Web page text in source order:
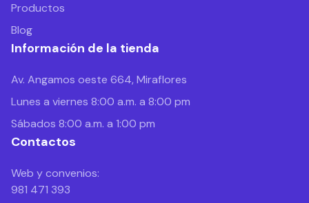
Productos
Blog
Información de la tienda
Av. Angamos oeste 664, Miraflores
Lunes a viernes 8:00 a.m. a 8:00 pm
Sábados 8:00 a.m. a 1:00 pm
Contactos
Web y convenios:
981 471 393